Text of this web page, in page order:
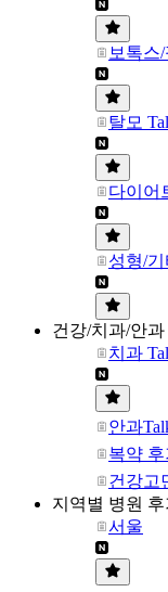
보톡스
탈모
다이어
성형/
건강/치과/안과
치과
안과
복약
건강고
지역별 병원 후
서울